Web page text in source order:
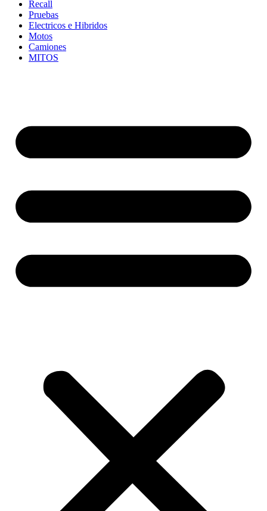
Recall
Pruebas
Electricos e Hibridos
Motos
Camiones
MITOS